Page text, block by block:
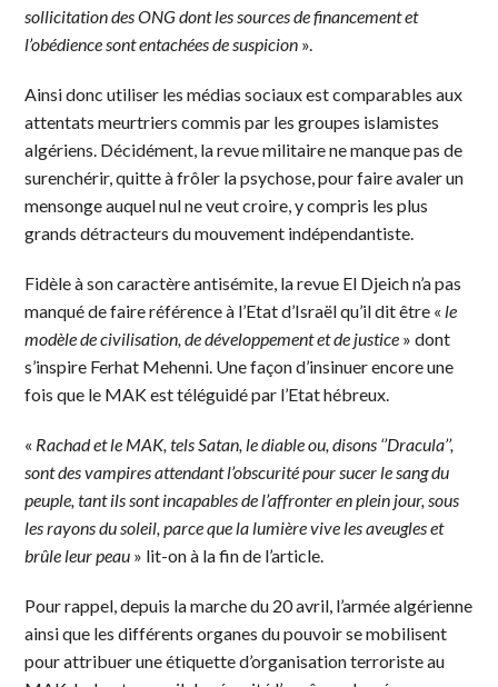
sollicitation des ONG dont les sources de financement et
l’obédience sont entachées de suspicion ».
Ainsi donc utiliser les médias sociaux est comparables aux
attentats meurtriers commis par les groupes islamistes
algériens. Décidément, la revue militaire ne manque pas de
surenchérir, quitte à frôler la psychose, pour faire avaler un
mensonge auquel nul ne veut croire, y compris les plus
grands détracteurs du mouvement indépendantiste.
Fidèle à son caractère antisémite, la revue El Djeich n’a pas
manqué de faire référence à l’Etat d’Israël qu’il dit être « le
modèle de civilisation, de développement et de justice » dont
s’inspire Ferhat Mehenni. Une façon d’insinuer encore une
fois que le MAK est téléguidé par l’Etat hébreux.
« Rachad et le MAK, tels Satan, le diable ou, disons ‘’Dracula’’,
sont des vampires attendant l’obscurité pour sucer le sang du
peuple, tant ils sont incapables de l’affronter en plein jour, sous
les rayons du soleil, parce que la lumière vive les aveugles et
brûle leur peau » lit-on à la fin de l’article.
Pour rappel, depuis la marche du 20 avril, l’armée algérienne
ainsi que les différents organes du pouvoir se mobilisent
pour attribuer une étiquette d’organisation terroriste au